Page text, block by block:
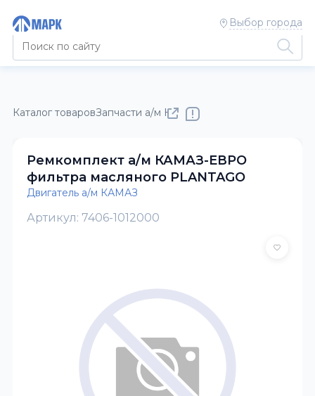
Выбор города
Каталог товаровЗапчасти а/м КАМАЗ
Ремкомплект а/м КАМАЗ-ЕВРО
фильтра масляного PLANTAGO
Двигатель а/м КАМАЗ
Артикул: 7406-1012000